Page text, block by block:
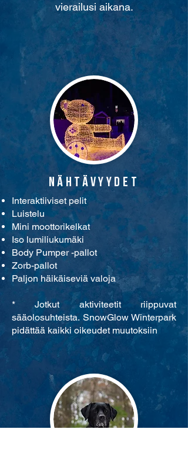
vierailusi aikana.
NÄHTÄVYYDET
Interaktiiviset pelit
Luistelu
Mini moottorikelkat
Iso lumiliukumäki
Body Pumper -pallot
Zorb-pallot
Paljon häikäiseviä valoja
* Jotkut aktiviteetit riippuvat
sääolosuhteista. SnowGlow Winterpark
pidättää kaikki oikeudet muutoksiin